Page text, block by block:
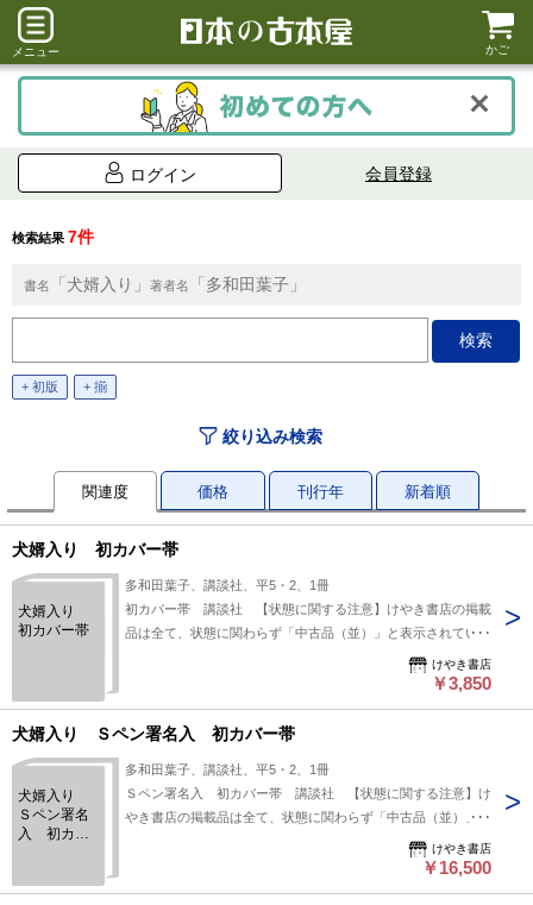
メニュー かご
ログイン 会員登録
検索結果 7件
書名 「犬婿入り」 著者名 「多和田葉子」
+ 初版 + 揃
絞り込み検索
関連度 価格 刊行年 新着順
犬婿入り 初カバー帯
犬婿入り
初カバー帯
多和田葉子、講談社、平5・2、1冊
初カバー帯 講談社 【状態に関する注意】けやき書店の掲載
品は全て、状態に関わらず「中古品（並）」と表示されていま
す。「日本の古本屋」は６段階の「状態」表記が必須となりま
したが、当店の扱う商品の特質上、状態の簡易な区分けは適切
現は考慮にいれないで下さい。痛みなどの瑕疵につきまして
に問題なく良好とお考え下さい。:
けやき書店
￥3,850
犬婿入り Ｓペン署名入 初カバー帯
犬婿入り
Ｓペン署名
入 初カバ
多和田葉子、講談社、平5・2、1冊
Ｓペン署名入 初カバー帯 講談社 【状態に関する注意】け
やき書店の掲載品は全て、状態に関わらず「中古品（並）」と
表示されています。「日本の古本屋」は６段階の「状態」表記
が必須となりましたが、当店の扱う商品の特質上、状態の簡易
けやき書店
￥16,500